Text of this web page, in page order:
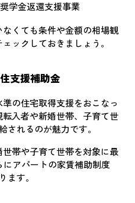
学金返還支援事業
くても条件や金額の相場観
ックしておきましょう。
支援補助金
の住宅取得支援をおこなっ
入者や新婚世帯、子育て世
されるのが魅力です。
帯や子育て世帯を対象に最
アパートの家賃補助制度
ます。